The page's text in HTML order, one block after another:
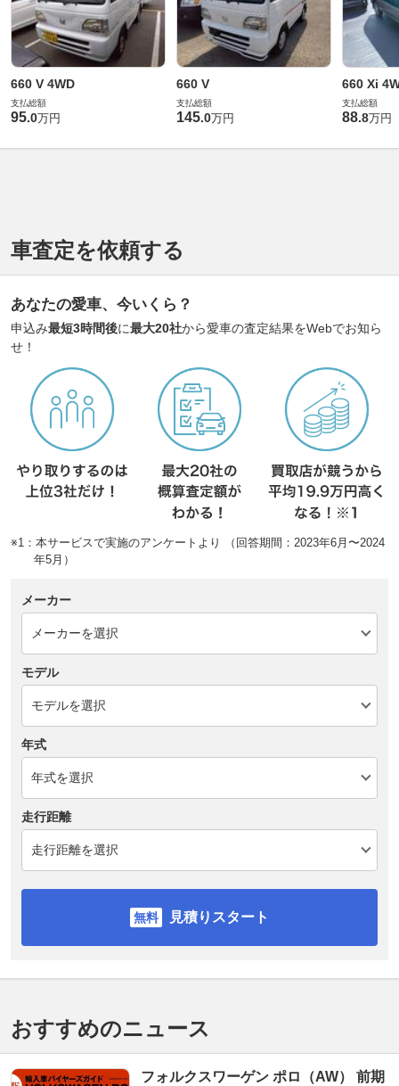
660 V 4WD
支払総額
95.0万円
660 V
支払総額
145.0万円
660 Xi
支払総額
88.8万円
車査定を依頼する
あなたの愛車、今いくら？
申込み最短3時間後に最大20社から愛車の査定結果をWebでお知ら
せ！
※1：本サービスで実施のアンケートより （回答期間：2023年6月〜2024
年5月）
メーカー
モデル
年式
走行距離
見積りスタート
おすすめのニュース
フォルクスワーゲン ポロ（AW） 前期